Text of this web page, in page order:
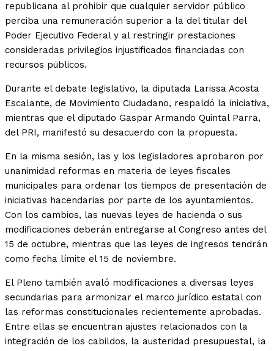
republicana al prohibir que cualquier servidor público
perciba una remuneración superior a la del titular del
Poder Ejecutivo Federal y al restringir prestaciones
consideradas privilegios injustificados financiadas con
recursos públicos.
Durante el debate legislativo, la diputada Larissa Acosta
Escalante, de Movimiento Ciudadano, respaldó la iniciativa,
mientras que el diputado Gaspar Armando Quintal Parra,
del PRI, manifestó su desacuerdo con la propuesta.
En la misma sesión, las y los legisladores aprobaron por
unanimidad reformas en materia de leyes fiscales
municipales para ordenar los tiempos de presentación de
iniciativas hacendarias por parte de los ayuntamientos.
Con los cambios, las nuevas leyes de hacienda o sus
modificaciones deberán entregarse al Congreso antes del
15 de octubre, mientras que las leyes de ingresos tendrán
como fecha límite el 15 de noviembre.
El Pleno también avaló modificaciones a diversas leyes
secundarias para armonizar el marco jurídico estatal con
las reformas constitucionales recientemente aprobadas.
Entre ellas se encuentran ajustes relacionados con la
integración de los cabildos, la austeridad presupuestal, la